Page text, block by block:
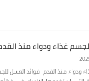
غذاء ودواء منذ
منذ القدم فوائد العسل